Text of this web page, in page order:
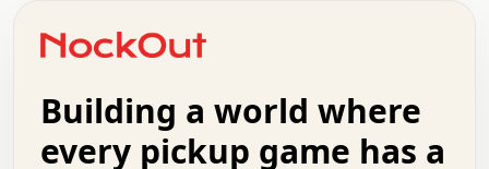
+   .   .   .   .   .   .   .   .   .   +   .   .
.   .   .   .   .   .   .   .   .   .   .   :   .
.   .   .   .   +   .   .   .   .   .   .   .   +
.   :   .   .   .   .   .   .   .   .   o   .   .
Building a world where
every pickup game has a